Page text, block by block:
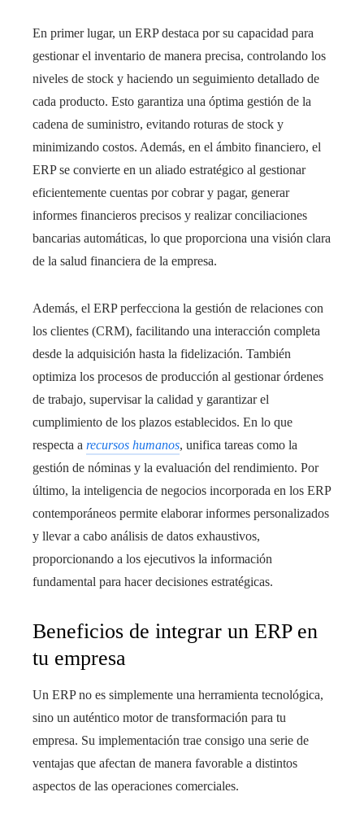
En primer lugar, un ERP destaca por su capacidad para
gestionar el inventario de manera precisa, controlando los
niveles de stock y haciendo un seguimiento detallado de
cada producto. Esto garantiza una óptima gestión de la
cadena de suministro, evitando roturas de stock y
minimizando costos. Además, en el ámbito financiero, el
ERP se convierte en un aliado estratégico al gestionar
eficientemente cuentas por cobrar y pagar, generar
informes financieros precisos y realizar conciliaciones
bancarias automáticas, lo que proporciona una visión clara
de la salud financiera de la empresa.
Además, el ERP perfecciona la gestión de relaciones con
los clientes (CRM), facilitando una interacción completa
desde la adquisición hasta la fidelización. También
optimiza los procesos de producción al gestionar órdenes
de trabajo, supervisar la calidad y garantizar el
cumplimiento de los plazos establecidos. En lo que
respecta a recursos humanos, unifica tareas como la
gestión de nóminas y la evaluación del rendimiento. Por
último, la inteligencia de negocios incorporada en los ERP
contemporáneos permite elaborar informes personalizados
y llevar a cabo análisis de datos exhaustivos,
proporcionando a los ejecutivos la información
fundamental para hacer decisiones estratégicas.
Beneficios de integrar un ERP en
tu empresa
Un ERP no es simplemente una herramienta tecnológica,
sino un auténtico motor de transformación para tu
empresa. Su implementación trae consigo una serie de
ventajas que afectan de manera favorable a distintos
aspectos de las operaciones comerciales.